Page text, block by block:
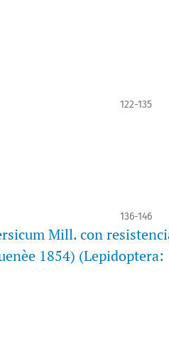
122-135
136-146
Mill. con
1854) (Lepidoptera: